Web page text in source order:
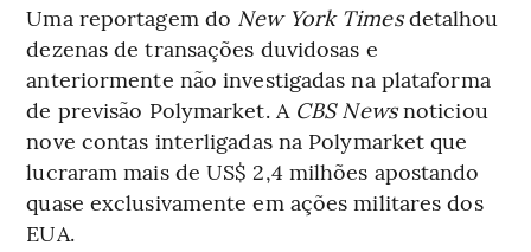
Uma reportagem do New York Timesdetalhou
dezenas de transações duvidosas e
anteriormente não investigadas na plataforma
de previsão Polymarket. A CBS Newsnoticiou
nove contas interligadas na Polymarket que
lucraram mais de US$ 2,4 milhões apostando
quase exclusivamente em ações militares dos
EUA.